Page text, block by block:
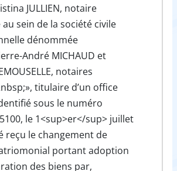
JULLIEN, notaire
sein de la société civile
dénommée
André MICHAUD et
notaires
titulaire d’un office
sous le numéro
le 1<sup>er</sup> juillet
reçu le changement de
portant adoption
des biens par,